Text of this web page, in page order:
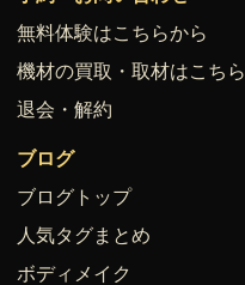
無料体験はこちらから
機材の買取・取材はこちら
退会・解約
ブログ
ブログトップ
人気タグまとめ
ボディメイク